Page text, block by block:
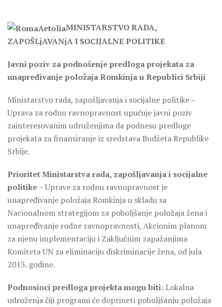
MINISTARSTVO RADA,
ZAPOŠLjAVANjA I SOCIJALNE POLITIKE
Javni poziv za podnošenje predloga projekata za
unapređivanje položaja Romkinja u Republici Srbiji
Ministarstvo rada, zapošljavanja i socijalne politike –
Uprava za rodnu ravnopravnost upućuje javni poziv
zainteresovanim udruženjima da podnesu predloge
projekata za finansiranje iz sredstava Budžeta Republike
Srbije.
Prioritet Ministarstva rada, zapošljavanja i socijalne
politike– Uprave za rodnu ravnopravnost je
unapređivanje položaja Romkinja u skladu sa
Nacionalnom strategijom za poboljšanje položaja žena i
unapređivanje rodne ravnopravnosti, Akcionim planom
za njenu implementaciju i Zaključnim zapažanjima
Komiteta UN za eliminaciju diskriminacije žena, od jula
2013. godine.
Podnosioci predloga projekta mogu biti:Lokalna
udruženja čiji programi će doprineti poboljšanju položaja